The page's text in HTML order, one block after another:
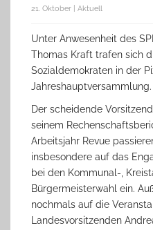
21. Oktober | Aktuell
Unter Anwesenheit des
Thomas Kraft trafen sich
Sozialdemokraten in der
Jahreshauptversammlung.
Der scheidende
seinem
Arbeitsjahr Revue
insbesondere auf das
bei den Kommunal-,
Bürgermeisterwahl ein.
nochmals auf die
Landesvorsitzenden